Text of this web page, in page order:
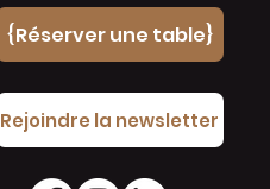
{Réserver une table}
Rejoindre la newsletter